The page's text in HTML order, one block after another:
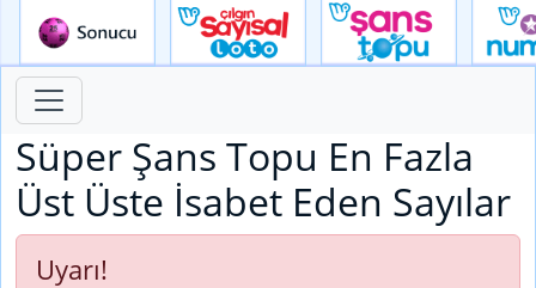
Süper Şans Topu En Fazla
Üst Üste İsabet Eden Sayılar
Uyarı!